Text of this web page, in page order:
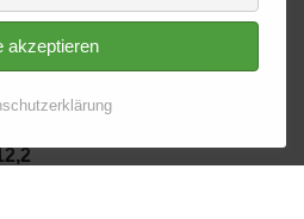
Ø 12,2
akzeptieren